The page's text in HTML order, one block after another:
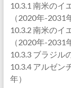
10.3.1 南米のイ
（2020年-2031
10.3.2 南米のイ
（2020年-2031
10.3.3 ブラジル
10.3.4 アルゼン
年）